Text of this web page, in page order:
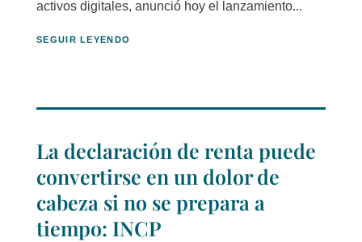
activos digitales, anunció hoy el lanzamiento...
SEGUIR LEYENDO
La declaración de renta puede
convertirse en un dolor de
cabeza si no se prepara a
tiempo: INCP